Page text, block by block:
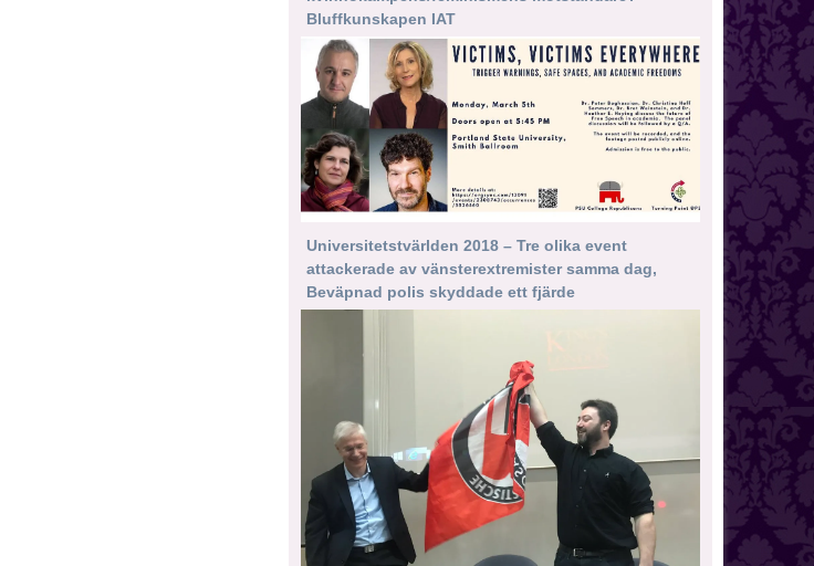
Bluffkunskapen IAT
Universitetstvärlden 2018 – Tre olika event
attackerade av vänsterextremister samma dag,
Beväpnad polis skyddade ett fjärde